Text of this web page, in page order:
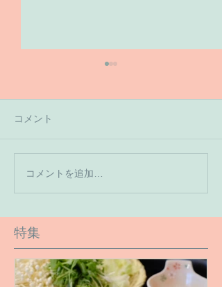
【６月１６日のご予約状
況です】
コメント
コメントを追加…
特集